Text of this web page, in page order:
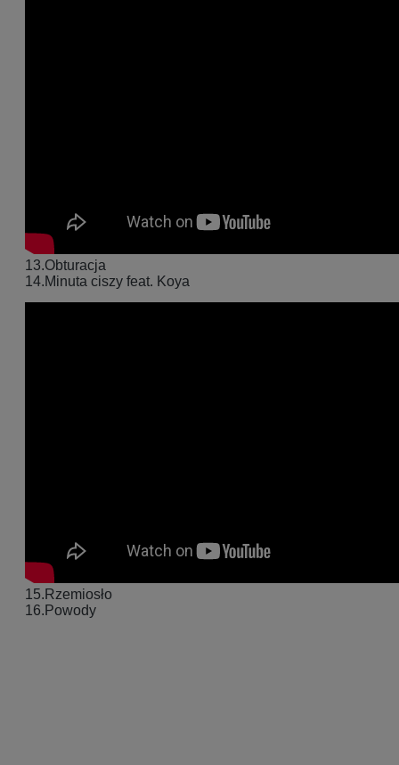
13.Obturacja
14.Minuta ciszy feat. Koya
15.Rzemiosło
16.Powody